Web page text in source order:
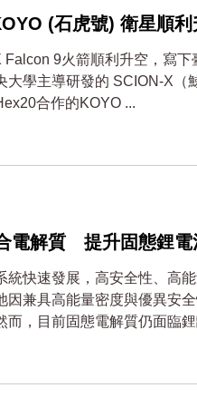
(石虎號) 衛星順
9火箭順利升空，寫下
學主導研發的 SCION-X（
合作的KOYO ...
電解質 提升固態鋰電
統快速發展，高安全性、高
因兼具高能量密度與優異安
，目前固態電解質仍面臨